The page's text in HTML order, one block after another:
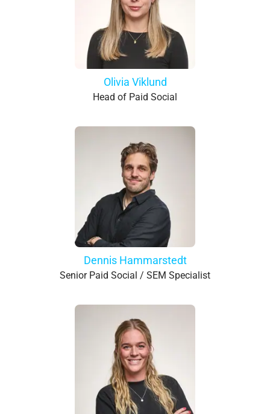
Olivia Viklund
Head of Paid Social
Dennis Hammarstedt
Senior Paid Social / SEM Specialist